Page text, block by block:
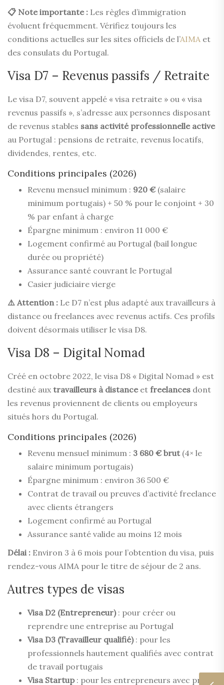
📋 Note importante : Les règles d’immigration
évoluent fréquemment. Vérifiez toujours les
conditions actuelles sur les sites officiels de l’AIMA et
des consulats du Portugal.
Visa D7 – Revenus passifs / Retraite
Le visa D7, souvent appelé « visa retraite » ou « visa
revenus passifs », s’adresse aux personnes disposant
de revenus stables sans activité professionnelle active
au Portugal : pensions de retraite, revenus locatifs,
dividendes, rentes, etc.
Conditions principales (2026)
Revenu mensuel minimum : 920 € (salaire
minimum portugais) + 50 % pour le conjoint + 30
% par enfant à charge
Épargne minimum : environ 11 000 €
Logement confirmé au Portugal (bail longue
durée ou propriété)
Assurance santé couvrant le Portugal
Casier judiciaire vierge
⚠️ Attention : Le D7 n’est plus adapté aux travailleurs à
distance ou freelances avec revenus actifs. Ces profils
doivent désormais utiliser le visa D8.
Visa D8 – Digital Nomad
Créé en octobre 2022, le visa D8 « Digital Nomad » est
destiné aux travailleurs à distanceet freelances dont
les revenus proviennent de clients ou employeurs
situés hors du Portugal.
Conditions principales (2026)
Revenu mensuel minimum : 3 680 € brut(4× le
salaire minimum portugais)
Épargne minimum : environ 36 500 €
Contrat de travail ou preuves d’activité freelance
avec clients étrangers
Logement confirmé au Portugal
Assurance santé valide au moins 12 mois
Délai : Environ 3 à 6 mois pour l’obtention du visa, puis
rendez-vous AIMA pour le titre de séjour de 2 ans.
Autres types de visas
Visa D2 (Entrepreneur): pour créer ou
reprendre une entreprise au Portugal
Visa D3 (Travailleur qualifié): pour les
professionnels hautement qualifiés avec contrat
de travail portugais
Visa Startup: pour les entrepreneurs avec projet